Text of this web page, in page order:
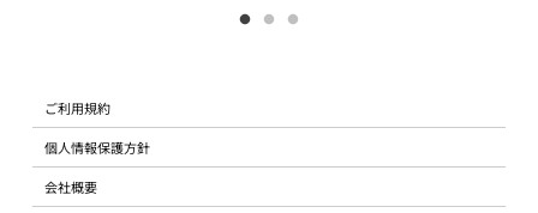
ご利用規約
個人情報保護方針
会社概要